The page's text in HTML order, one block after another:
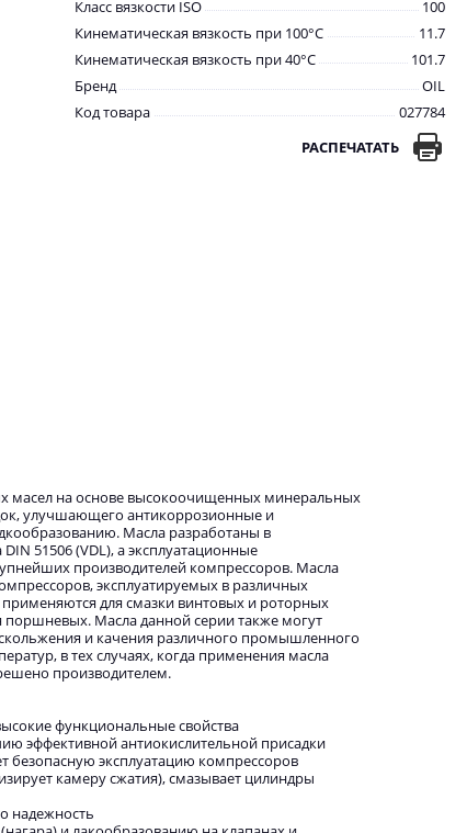
Класс вязкости ISO
100
Кинематическая вязкость при 100°С
11.7
Кинематическая вязкость при 40°С
101.7
Бренд
OIL
Код товара
027784
РАСПЕЧАТАТЬ
масел на основе высокоочищенных минеральных
улучшающего антикоррозионные и
Масла разработаны в
51506 (VDL), а эксплуатационные
производителей компрессоров. Масла
эксплуатируемых в различных
для смазки винтовых и роторных
поршневых. Масла данной серии также могут
и качения различного промышленного
в тех случаях, когда применения масла
производителем.
функциональные свойства
эффективной антиокислительной присадки
безопасную эксплуатацию компрессоров
камеру сжатия), смазывает цилиндры
надежность